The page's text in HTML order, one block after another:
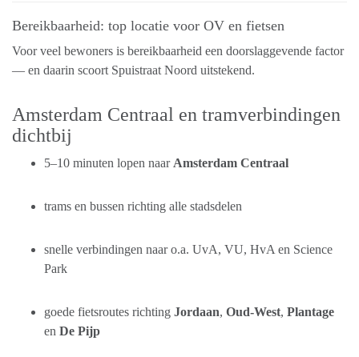
Bereikbaarheid: top locatie voor OV en fietsen
Voor veel bewoners is bereikbaarheid een doorslaggevende factor
— en daarin scoort Spuistraat Noord uitstekend.
Amsterdam Centraal en tramverbindingen
dichtbij
5–10 minuten lopen naar Amsterdam Centraal
trams en bussen richting alle stadsdelen
snelle verbindingen naar o.a. UvA, VU, HvA en Science
Park
goede fietsroutes richting Jordaan, Oud-West, Plantage
en De Pijp